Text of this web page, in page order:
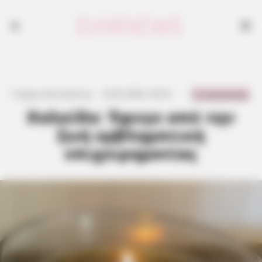
Χαλκίδα: Έφυγε από την
ζωή εμβληματική
επιχειρηματίας